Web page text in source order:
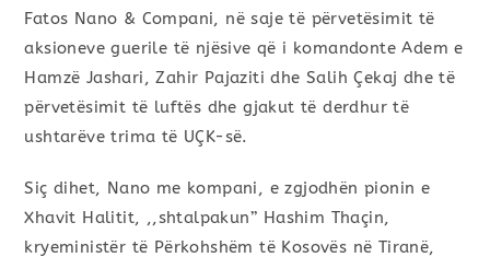
Fatos Nano & Compani, në saje të përvetësimit të
aksioneve guerile të njësive që i komandonte Adem e
Hamzë Jashari, Zahir Pajaziti dhe Salih Çekaj dhe të
përvetësimit të luftës dhe gjakut të derdhur të
ushtarëve trima të UÇK-së.
Siç dihet, Nano me kompani, e zgjodhën pionin e
Xhavit Halitit, ,,shtalpakun’’ Hashim Thaçin,
kryeministër të Përkohshëm të Kosovës në Tiranë,